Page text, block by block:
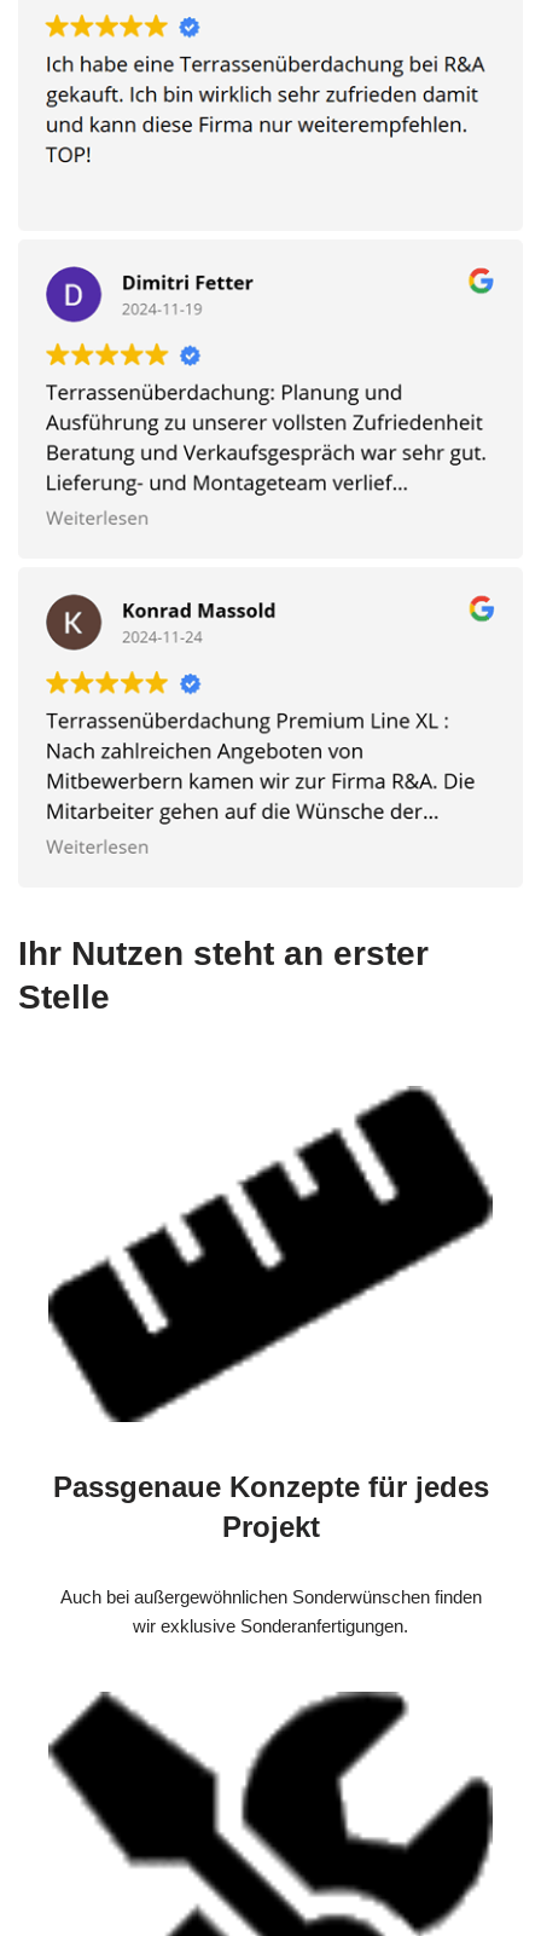
Ihr Nutzen steht an erster
Stelle
Passgenaue Konzepte für jedes
Projekt
Auch bei außergewöhnlichen Sonderwünschen finden
wir exklusive Sonderanfertigungen.